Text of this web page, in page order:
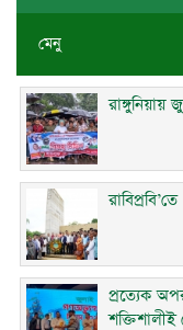
মেনু
প্রত্যেক